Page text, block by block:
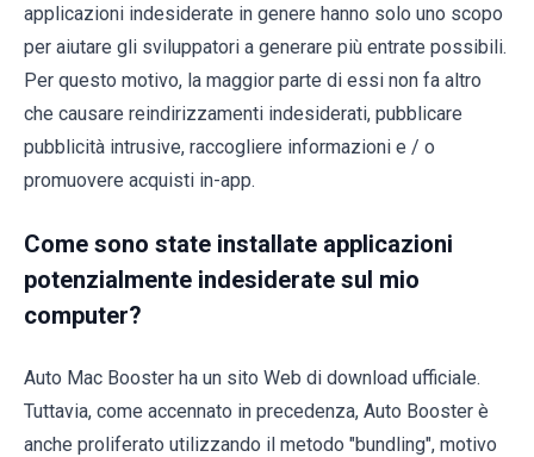
applicazioni indesiderate in genere hanno solo uno scopo
per aiutare gli sviluppatori a generare più entrate possibili.
Per questo motivo, la maggior parte di essi non fa altro
che causare reindirizzamenti indesiderati, pubblicare
pubblicità intrusive, raccogliere informazioni e / o
promuovere acquisti in-app.
Come sono state installate applicazioni
potenzialmente indesiderate sul mio
computer?
Auto Mac Booster ha un sito Web di download ufficiale.
Tuttavia, come accennato in precedenza, Auto Booster è
anche proliferato utilizzando il metodo "bundling", motivo